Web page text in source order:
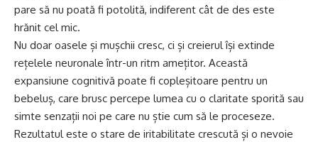
pare să nu poată fi potolită, indiferent cât de des este
hrănit cel mic.
Nu doar oasele și mușchii cresc, ci și creierul își extinde
rețelele neuronale într-un ritm amețitor. Această
expansiune cognitivă poate fi copleșitoare pentru un
bebeluș, care brusc percepe lumea cu o claritate sporită sau
simte senzații noi pe care nu știe cum să le proceseze.
Rezultatul este o stare de iritabilitate crescută și o nevoie